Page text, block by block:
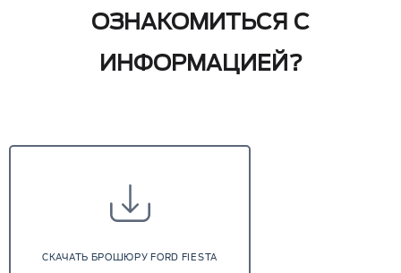
Центральный замок
с дистанционным
Сиденья водителя и
ОЗНАКОМИТЬСЯ С
ИНФОРМАЦИЕЙ?
СКАЧАТЬ БРОШЮРУ FORD FIESTA